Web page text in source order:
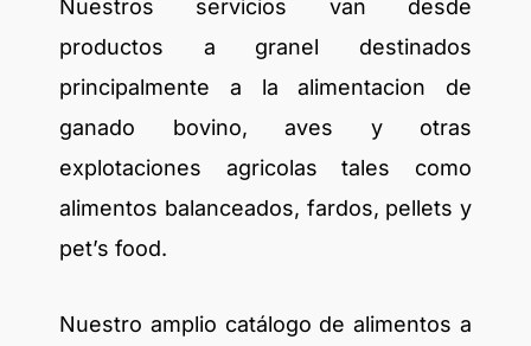
Nuestros servicios van desde
productos a granel destinados
principalmente a la alimentacion de
ganado bovino, aves y otras
explotaciones agricolas tales como
alimentos balanceados, fardos, pellets y
pet’s food.
Nuestro amplio catálogo de alimentos a